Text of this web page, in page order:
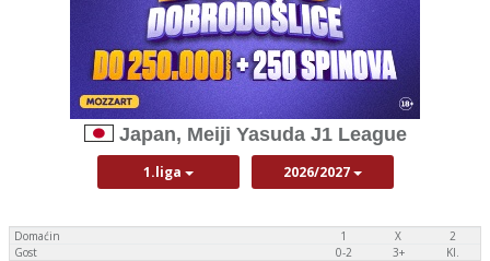
Japan, Meiji Yasuda J1 League
1.liga 2026/2027
Domaćin
Gost
1 X
2
0-2
3+ Kl.